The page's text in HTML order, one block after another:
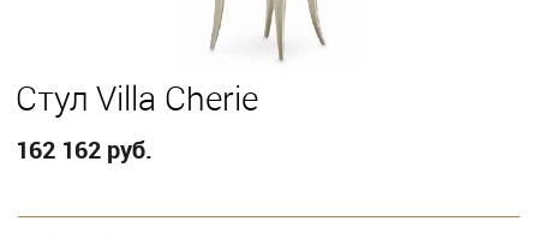
Стул Villa Cherie
162 162 руб.